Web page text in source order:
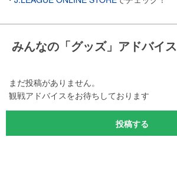
みんなの「グッズ」アドバイス
まだ投稿がありません。
観戦アドバイスをお待ちしております
投稿する